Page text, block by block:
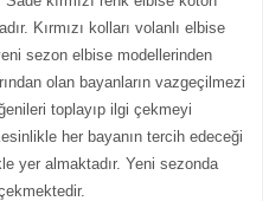
Kırmızı kolları volanlı elbise
sezon elbise modellerinden
olan bayanların vazgeçilmezi
toplayıp ilgi çekmeyi
her bayanın tercih edeceği
yer almaktadır. Yeni sezonda